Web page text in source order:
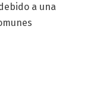
a una